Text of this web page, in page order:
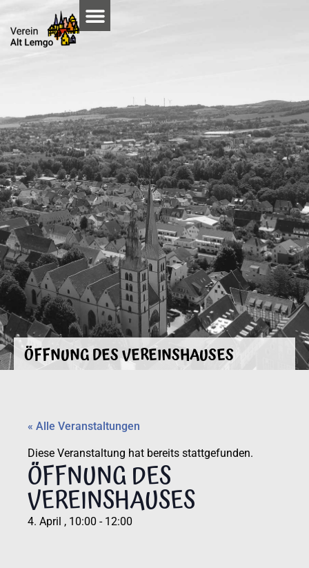
ÖFFNUNG DES VEREINSHAUSES
« Alle Veranstaltungen
Diese Veranstaltung hat bereits stattgefunden.
ÖFFNUNG DES
VEREINSHAUSES
4. April , 10:00 - 12:00